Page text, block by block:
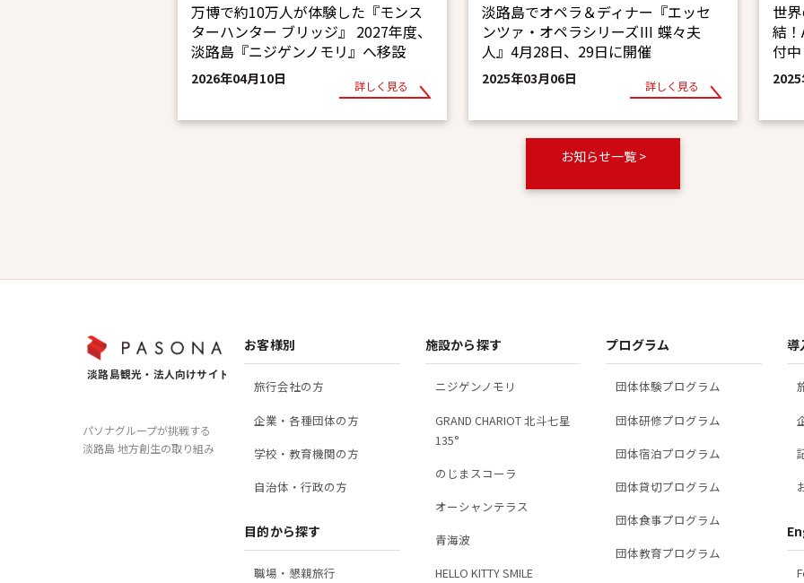
万博で約10万人が体験した『モンス
ターハンター ブリッジ』 2027年度、
淡路島『ニジゲンノモリ』へ移設
2026年04月10日 詳しく見る
淡路島でオペラ＆ディナー『エッセ
ンツァ・オペラシリーズⅢ 蝶々夫
人』4月28日、29日に開催
2025年03月06日 詳しく見る
世
結
付中
お知らせ一覧 >
パソナグループが挑戦する
淡路島 地方創生の取り組み
お客様別
旅行会社の方
企業・各種団体の方
学校・教育機関の方
自治体・行政の方
目的から探す
職場・懇親旅行
施設から探す
ニジゲンノモリ
GRAND CHARIOT 北斗七星
135°
のじまスコーラ
オーシャンテラス
青海波
HELLO KITTY SMILE
プログラム
団体体験プログラム
団体研修プログラム
団体宿泊プログラム
団体貸切プログラム
団体食事プログラム
団体教育プログラム
導